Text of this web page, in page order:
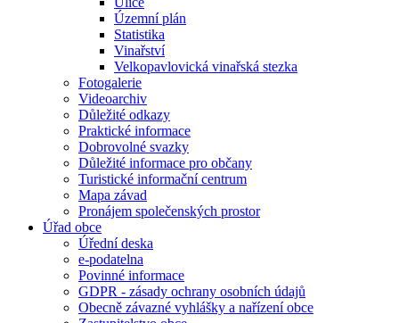
Územní plán
Statistika
Vinařství
Velkopavlovická vinařská stezka
Fotogalerie
Videoarchiv
Důležité odkazy
Praktické informace
Dobrovolné svazky
Důležité informace pro občany
Turistické informační centrum
Mapa závad
Pronájem společenských prostor
Úřad obce
Úřední deska
e-podatelna
Povinné informace
GDPR - zásady ochrany osobních údajů
Obecně závazné vyhlášky a nařízení obce